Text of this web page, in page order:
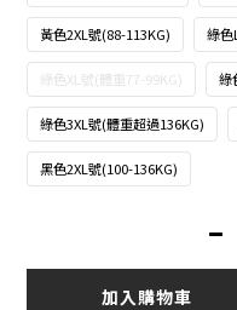
黃色2XL號(88-113KG) 綠色
綠色XL號(體重77-99KG) 綠
綠色3XL號(體重超過136KG)
黑色2XL號(100-136KG)
加入購物車